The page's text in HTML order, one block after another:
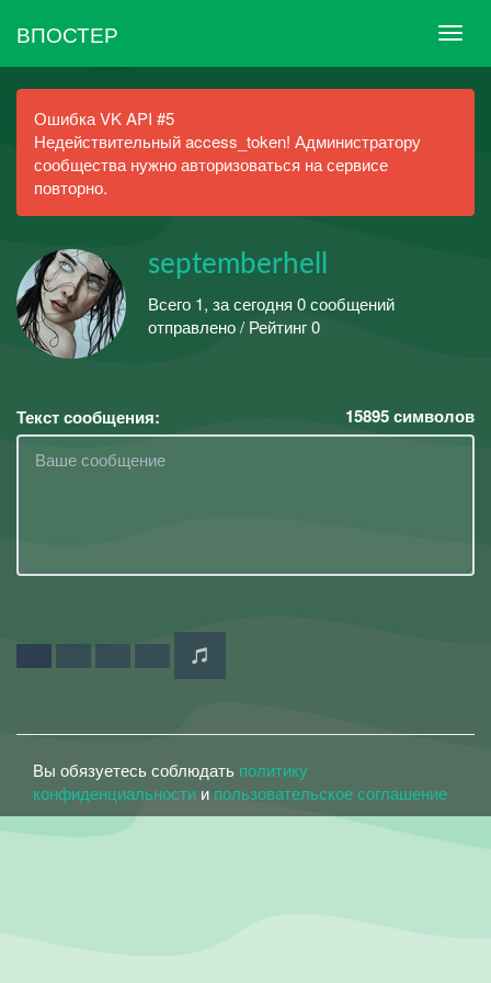
ВПОСТЕР
Ошибка VK API #5
Недействительный access_token! Администратору
сообщества нужно авторизоваться на сервисе
повторно.
septemberhell
Всего 1, за сегодня 0 сообщений
отправлено / Рейтинг 0
Текст сообщения: 15895символов
Вы обязуетесь соблюдать политику
конфиденциальности и пользовательское соглашение